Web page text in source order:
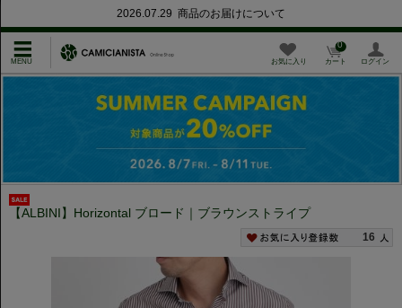
2026.07.29 商品のお届けについて
お気に入り カート
0
ログイン
【ALBINI】Horizontal ブロード｜ブラウンストライプ
16